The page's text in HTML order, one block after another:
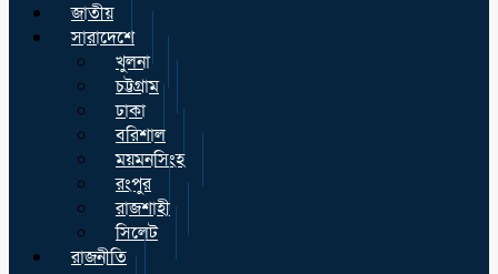
জাতীয়
সারাদেশে
খুলনা
চট্টগ্রাম
ঢাকা
বরিশাল
ময়মনসিংহ
রংপুর
রাজশাহী
সিলেট
রাজনীতি